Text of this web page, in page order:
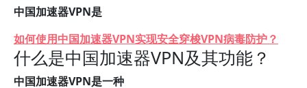
中国加速器VPN是
如何使用中国加速器VPN实现安全穿梭VPN病毒防护？
什么是中国加速器VPN及其功能？
中国加速器VPN是一种